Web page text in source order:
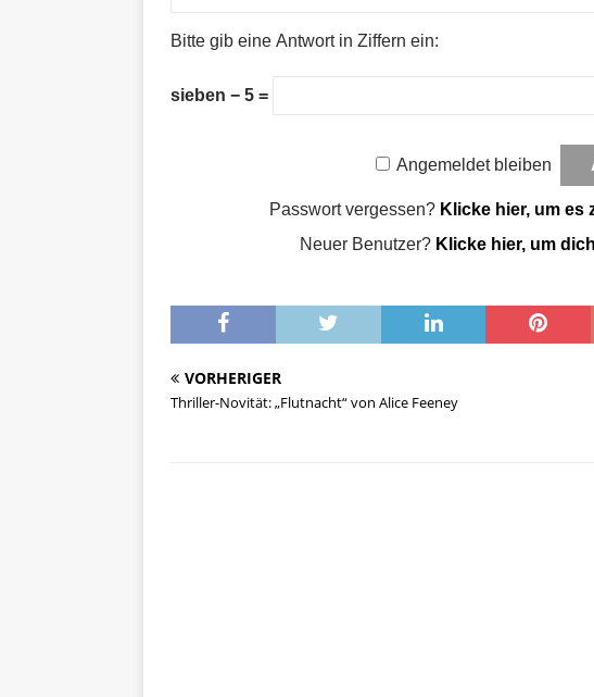
Bitte gib eine Antwort in Ziffern ein:
sieben − 5 =
Angemeldet bleiben
Passwort vergessen? Klicke hier, um es
Neuer Benutzer? Klicke hier, um
VORHERIGER
Thriller-Novität: „Flutnacht“ von Alice Feeney